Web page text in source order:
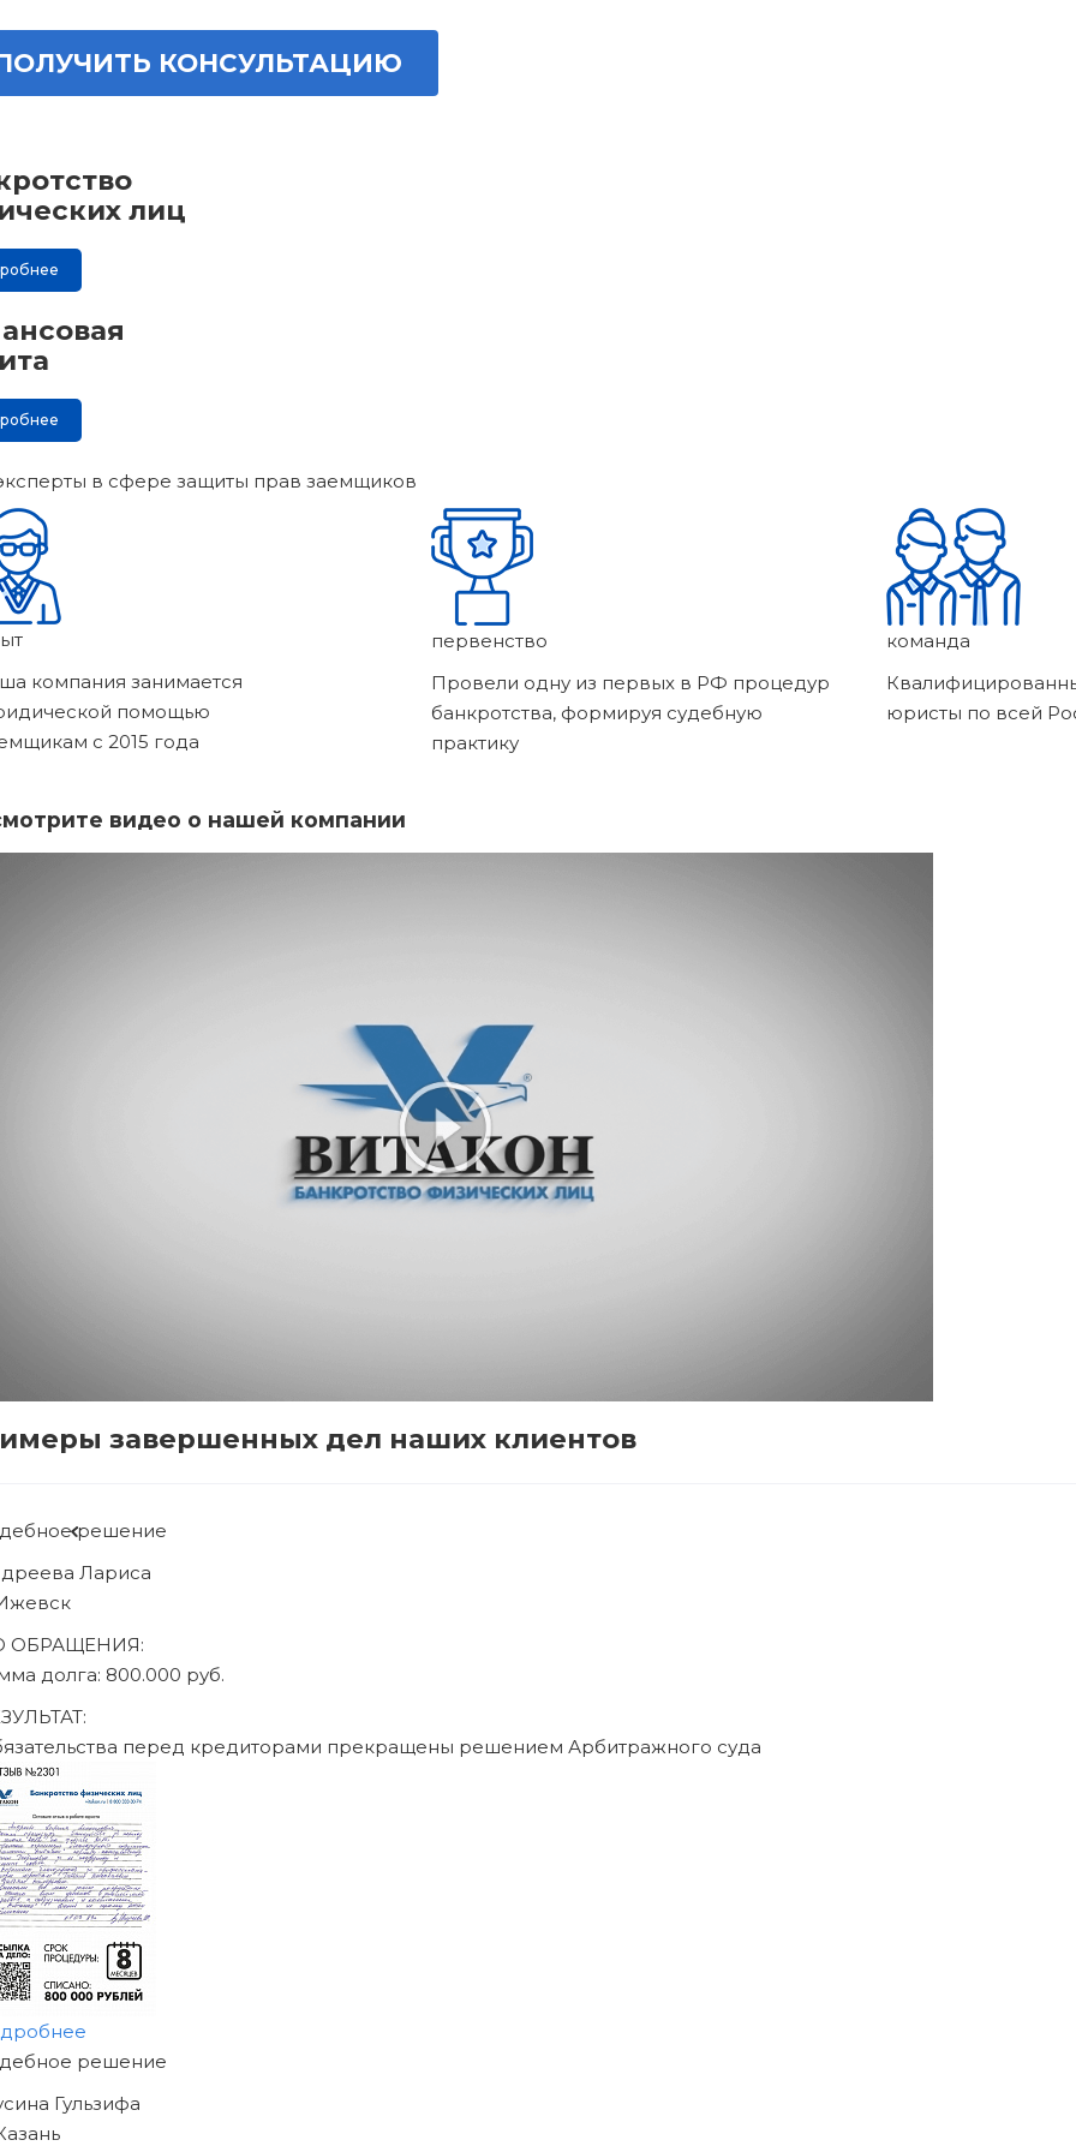
КОНСУЛЬТАЦИЮ
лиц
в сфере защиты прав заемщиков
компания занимается
помощью
с 2015 года
первенство
Провели одну из первых в РФ процедур
банкротства, формируя судебную
практику
команда
юристы по всей
видео о нашей компании
завершенных дел наших клиентов
Обязательства перед кредиторами прекращены решением Арбитражного